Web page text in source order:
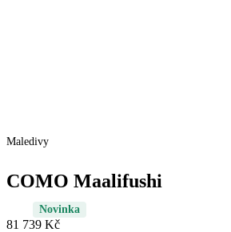
Maledivy
COMO Maalifushi
Novinka
81 739 Kč